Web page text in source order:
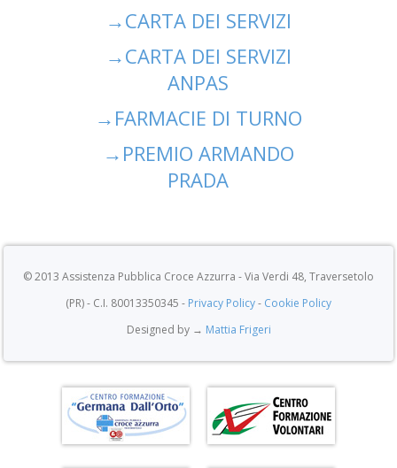
→CARTA DEI SERVIZI
→CARTA DEI SERVIZI
ANPAS
→ FARMACIE DI TURNO
→ PREMIO ARMANDO
PRADA
© 2013 Assistenza Pubblica Croce Azzurra - Via Verdi 48, Traversetolo
(PR) - C.I. 80013350345 - Privacy Policy- Cookie Policy
Designed by → Mattia Frigeri